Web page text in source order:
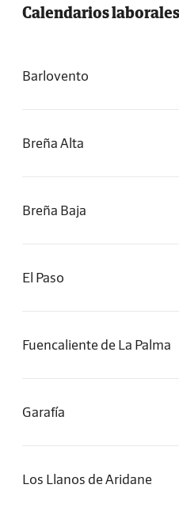
Calendarios
Barlovento
Breña Alta
Breña Baja
El Paso
Fuencaliente de La Palma
Garafía
Los Llanos de Aridane